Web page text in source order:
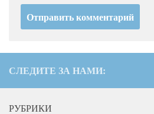
СЛЕДИТЕ ЗА НАМИ:
РУБРИКИ